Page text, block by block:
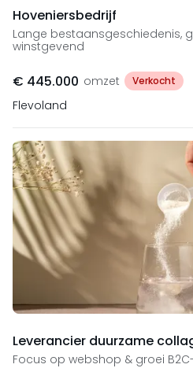
Hoveniersbedrijf
Lange bestaansgeschiedenis,
winstgevend
€ 445.000 omzet Verkocht
Flevoland
Leverancier duurzame
Focus op webshop & groei